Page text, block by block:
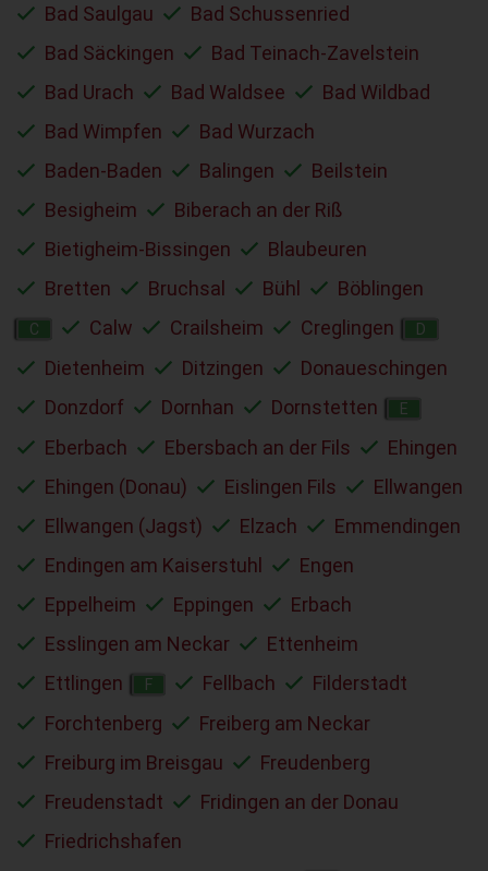
Bad Saulgau
Bad Schussenried
Bad Säckingen
Bad Teinach-Zavelstein
Bad Urach
Bad Waldsee
Bad Wildbad
Bad Wimpfen
Bad Wurzach
Baden-Baden
Balingen
Beilstein
Besigheim
Biberach an der Riß
Bietigheim-Bissingen
Blaubeuren
Bretten
Bruchsal Bühl Böblingen
C Calw Crailsheim Creglingen D
Dietenheim Ditzingen
Donaueschingen
Donzdorf
Dornhan Dornstetten E
Eberbach Ebersbach an der Fils
Ehingen
Ehingen (Donau)
Eislingen Fils
Ellwangen
Ellwangen (Jagst)
Elzach
Emmendingen
Endingen am Kaiserstuhl
Engen
Eppelheim
Eppingen
Erbach
Esslingen am Neckar
Ettenheim
Ettlingen
F Fellbach
Filderstadt
Forchtenberg
Freiberg am Neckar
Freiburg im Breisgau
Freudenberg
Freudenstadt
Fridingen an der Donau
Friedrichshafen